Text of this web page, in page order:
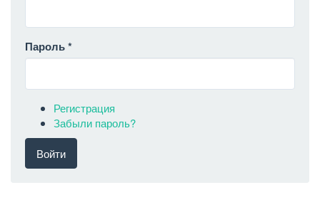
Пароль*
Регистрация
Забыли пароль?
Войти